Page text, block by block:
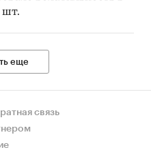
шт.
еще
связь